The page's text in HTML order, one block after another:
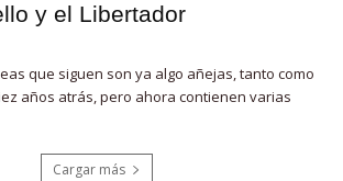
y el Libertador
que siguen son ya algo añejas, tanto como
años atrás, pero ahora contienen varias
Cargar más